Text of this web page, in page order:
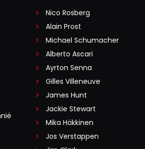
Nico Rosberg
Alain Prost
Michael Schumacher
Alberto Ascari
Ayrton Senna
Gilles Villeneuve
James Hunt
Jackie Stewart
Mika Häkkinen
Jos Verstappen